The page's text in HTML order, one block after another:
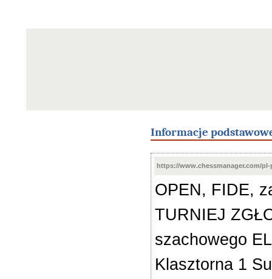
Informacje
https://www.chessmanager.com/pl-
OPEN, FIDE,
TURNIEJ
szachowego
Klasztorna 1